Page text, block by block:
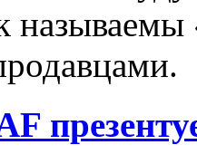
называемы